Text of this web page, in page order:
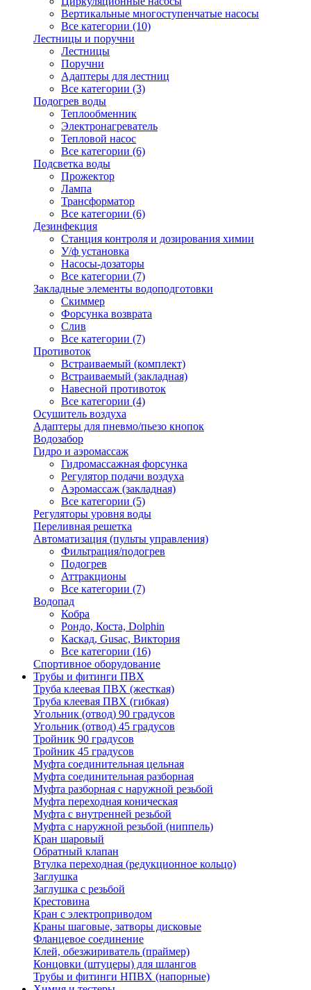
Вертикальные многоступенчатые насосы
Все категории (10)
Лестницы и поручни
Лестницы
Поручни
Адаптеры для лестниц
Все категории (3)
Подогрев воды
Теплообменник
Электронагреватель
Тепловой насос
Все категории (6)
Подсветка воды
Прожектор
Лампа
Трансформатор
Все категории (6)
Дезинфекция
Станция контроля и дозирования химии
У/ф установка
Насосы-дозаторы
Все категории (7)
Закладные элементы водоподготовки
Скиммер
Форсунка возврата
Слив
Все категории (7)
Противоток
Встраиваемый (комплект)
Встраиваемый (закладная)
Навесной противоток
Все категории (4)
Осушитель воздуха
Адаптеры для пневмо/пьезо кнопок
Водозабор
Гидро и аэромассаж
Гидромассажная форсунка
Регулятор подачи воздуха
Аэромассаж (закладная)
Все категории (5)
Регуляторы уровня воды
Переливная решетка
Автоматизация (пульты управления)
Фильтрация/подогрев
Подогрев
Аттракционы
Все категории (7)
Водопад
Кобра
Рондо, Коста, Dolphin
Каскад, Gusac, Виктория
Все категории (16)
Спортивное оборудование
Трубы и фитинги ПВХ
Труба клеевая ПВХ (жесткая)
Труба клеевая ПВХ (гибкая)
Угольник (отвод) 90 градусов
Угольник (отвод) 45 градусов
Тройник 90 градусов
Тройник 45 градусов
Муфта соединительная цельная
Муфта соединительная разборная
Муфта разборная с наружной резьбой
Муфта переходная коническая
Муфта с внутренней резьбой
Муфта с наружной резьбой (ниппель)
Кран шаровый
Обратный клапан
Втулка переходная (редукционное кольцо)
Заглушка
Заглушка с резьбой
Крестовина
Кран с электроприводом
Краны шаговые, затворы дисковые
Фланцевое соединение
Клей, обезжириватель (праймер)
Концовки (штуцеры) для шлангов
Трубы и фитинги НПВХ (напорные)